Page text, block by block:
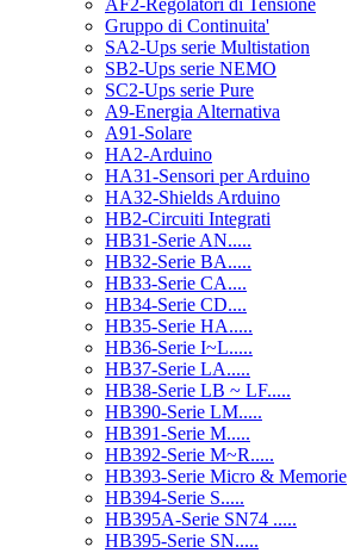
AF2-Regolatori di Tensione
Gruppo di Continuita'
SA2-Ups serie Multistation
SB2-Ups serie NEMO
SC2-Ups serie Pure
A9-Energia Alternativa
A91-Solare
HA2-Arduino
HA31-Sensori per Arduino
HA32-Shields Arduino
HB2-Circuiti Integrati
HB31-Serie AN.....
HB32-Serie BA.....
HB33-Serie CA....
HB34-Serie CD....
HB35-Serie HA.....
HB36-Serie I~L.....
HB37-Serie LA.....
HB38-Serie LB ~ LF.....
HB390-Serie LM.....
HB391-Serie M.....
HB392-Serie M~R.....
HB393-Serie Micro & Memorie
HB394-Serie S.....
HB395A-Serie SN74 .....
HB395-Serie SN.....